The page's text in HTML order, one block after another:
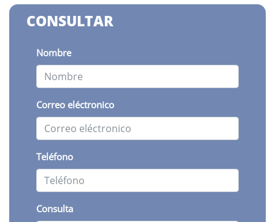
CONSULTAR
Nombre
Correo eléctronico
Teléfono
Consulta